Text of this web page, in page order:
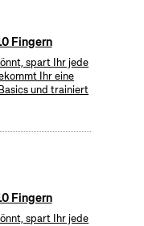
Fingern
spart Ihr jede
Ihr eine
und trainiert
Fingern
spart Ihr jede